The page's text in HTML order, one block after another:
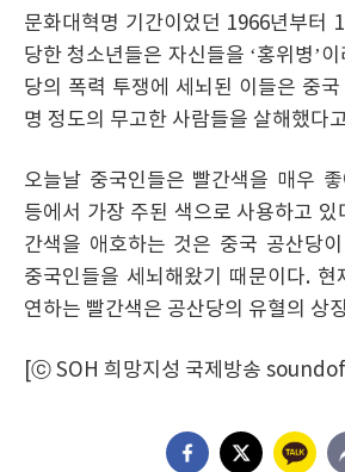
문화대혁명 기간이었던 1966년부터
당한 청소년들은 자신들을 ‘홍위병’
당의 폭력 투쟁에 세뇌된 이들은 중
명 정도의 무고한 사람들을 살해했다
오늘날 중국인들은 빨간색을 매우
등에서 가장 주된 색으로 사용하고 있
간색을 애호하는 것은 중국 공산당
중국인들을 세뇌해왔기 때문이다.
연하는 빨간색은 공산당의 유혈의 상
[ⓒ SOH 희망지성 국제방송